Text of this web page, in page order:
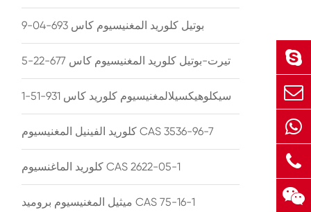
بوتيل كلوريد المغنيسيوم كاس 693-04-9
تيرت-بوتيل كلوريد المغنيسيوم كاس 677-22-5
سيكلوهيكسيلالمغنيسيوم كلوريد كاس 931-51-1
كلوريد الفينيل المغنيسيوم CAS 3536-96-7
كلوريد الماغنسيوم CAS 2622-05-1
ميثيل المغنيسيوم بروميد CAS 75-16-1